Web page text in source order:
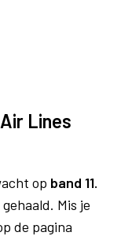
Lines
op band 11.
Mis je
de pagina